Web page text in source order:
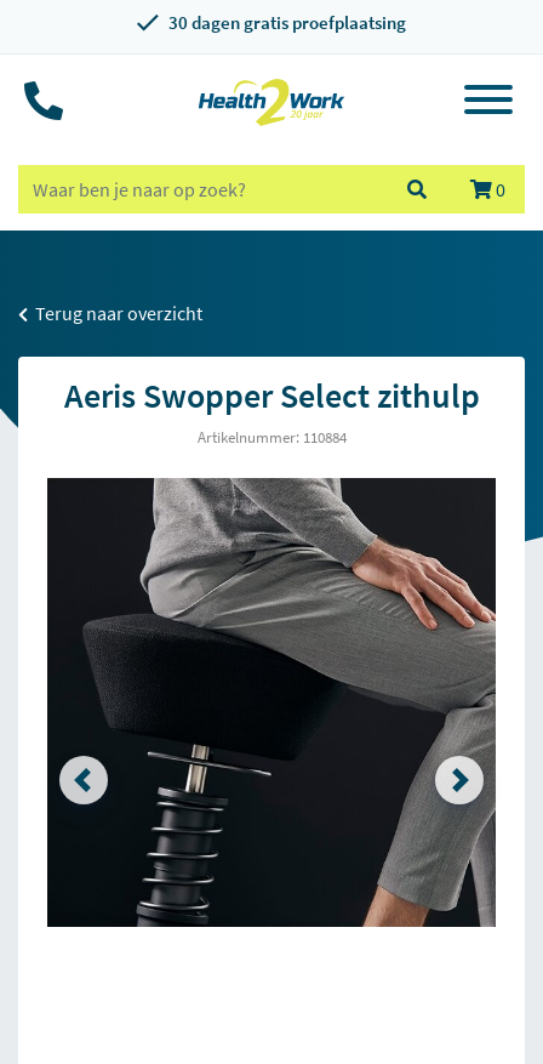
30 dagen gratis proefplaatsing
0
Terug naar overzicht
Aeris Swopper Select zithulp
Artikelnummer: 110884